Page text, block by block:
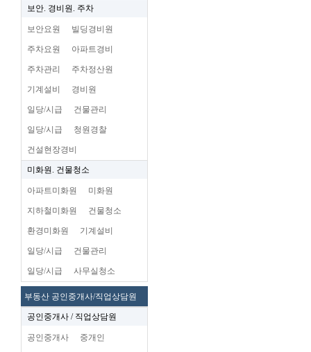
보안. 경비원. 주차
보안요원 빌딩경비원
주차요원 아파트경비
주차관리 주차정산원
기계설비 경비원
일당/시급 건물관리
일당/시급 청원경찰
건설현장경비
미화원. 건물청소
아파트미화원 미화원
지하철미화원 건물청소
환경미화원 기계설비
일당/시급 건물관리
일당/시급 사무실청소
부동산 공인중개사/직업상담원
공인중개사 / 직업상담원
공인중개사 중개인